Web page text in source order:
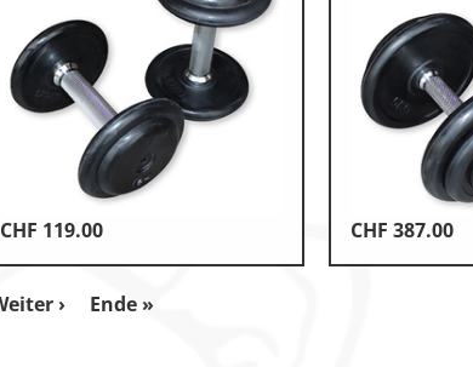
CHF 119.00 CHF 387.00
› Ende »